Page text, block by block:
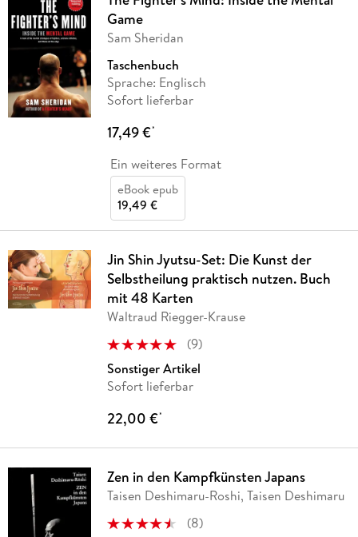
Game
Sam Sheridan
Taschenbuch
Sprache: Englisch
Sofort lieferbar
17,49 €*
Ein weiteres Format
eBook epub
19,49 €
Jin Shin Jyutsu-Set: Die Kunst der
Selbstheilung praktisch nutzen. Buch
mit 48 Karten
Waltraud Riegger-Krause
(9)
Sonstiger Artikel
Sofort lieferbar
22,00 €*
Zen in den Kampfkünsten Japans
Taisen Deshimaru-Roshi, Taisen Deshimaru
(8)